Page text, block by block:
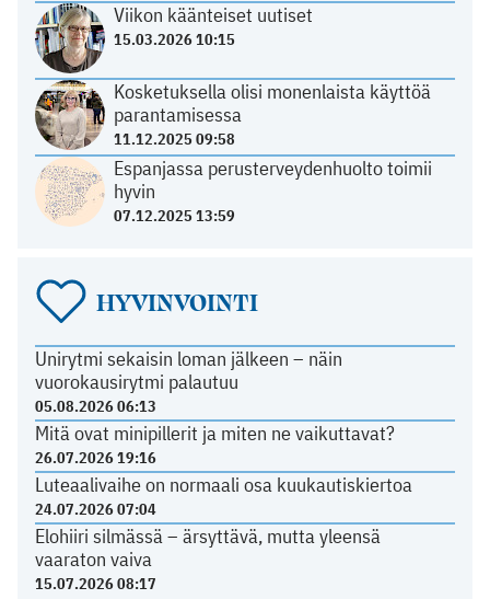
Viikon käänteiset uutiset
15.03.2026 10:15
Kosketuksella olisi monenlaista käyttöä
parantamisessa
11.12.2025 09:58
Espanjassa perusterveydenhuolto toimii
hyvin
07.12.2025 13:59
HYVINVOINTI
Unirytmi sekaisin loman jälkeen – näin
vuorokausirytmi palautuu
05.08.2026 06:13
Mitä ovat minipillerit ja miten ne vaikuttavat?
26.07.2026 19:16
Luteaalivaihe on normaali osa kuukautiskiertoa
24.07.2026 07:04
Elohiiri silmässä – ärsyttävä, mutta yleensä
vaaraton vaiva
15.07.2026 08:17